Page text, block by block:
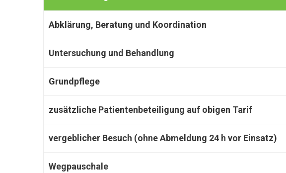
Abklärung, Beratung und Koordination
Untersuchung und Behandlung
Grundpflege
zusätzliche Patientenbeteiligung auf obigen Tarif
vergeblicher Besuch (ohne Abmeldung 24 h vor Einsatz)
Wegpauschale